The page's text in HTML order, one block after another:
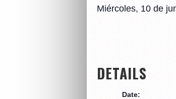
Miércoles, 10 de
DETAILS
Date: